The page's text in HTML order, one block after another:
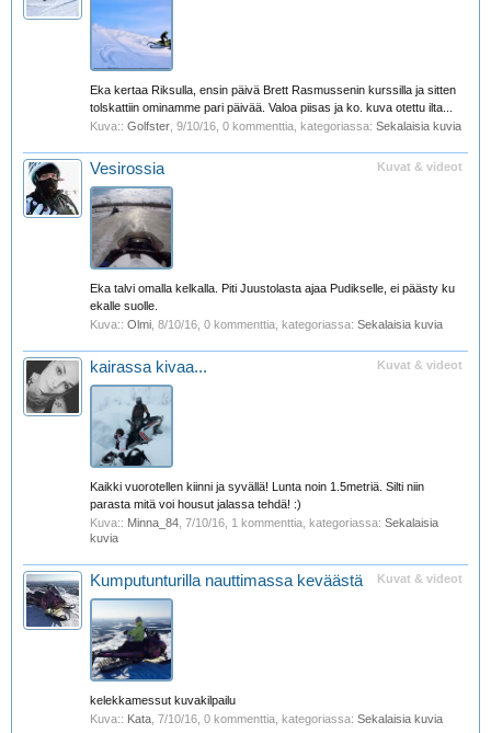
Eka kertaa Riksulla, ensin päivä Brett Rasmussenin kurssilla ja sitten
tolskattiin ominamme pari päivää. Valoa piisas ja ko. kuva otettu ilta...
Kuva:: Golfster 9/10/16 , 0 kommenttia, kategoriassa: Sekalaisia kuvia
Kuvat & videot
Vesirossia
Eka talvi omalla kelkalla. Piti Juustolasta ajaa Pudikselle, ei päästy ku
ekalle suolle.
Kuva:: Olmi 8/10/16 , 0 kommenttia, kategoriassa: Sekalaisia kuvia
Kuvat & videot
kairassa kivaa...
Kaikki vuorotellen kiinni ja syvällä! Lunta noin 1.5metriä. Silti niin
parasta mitä voi housut jalassa tehdä! :)
Kuva:: Minna_84 7/10/16 , 1 kommenttia, kategoriassa: Sekalaisia
kuvia
Kuvat & videot
Kumputunturilla nauttimassa keväästä
kelekkamessut kuvakilpailu
Kuva:: Kata 7/10/16 , 0 kommenttia, kategoriassa: Sekalaisia kuvia